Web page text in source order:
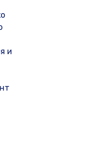
и